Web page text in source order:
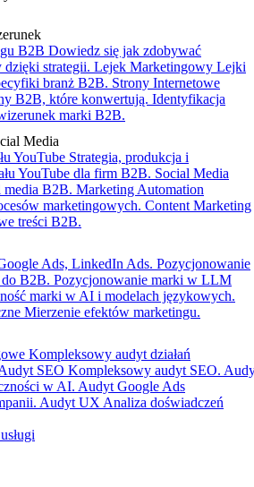
B2B Dowiedz się jak zdobywać
dzięki strategii. Lejek Marketingowy Lejki
branż B2B. Strony Internetowe
B2B, które konwertują. Identyfikacja
marki B2B.
Media
YouTube Strategia, produkcja i
YouTube dla firm B2B. Social Media
media B2B. Marketing Automation
marketingowych. Content Marketing
treści B2B.
Ads, LinkedIn Ads. Pozycjonowanie
do B2B. Pozycjonowanie marki w LLM
marki w AI i modelach językowych.
Mierzenie efektów marketingu.
Kompleksowy audyt działań
SEO Kompleksowy audyt SEO.
w AI. Audyt Google Ads
Audyt UX Analiza doświadczeń